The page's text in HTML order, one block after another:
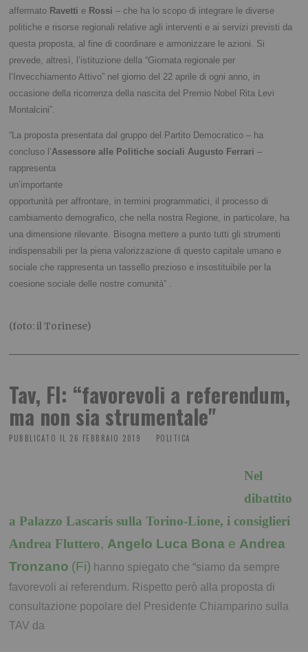
affermato Ravetti e Rossi– che ha lo scopo di integrare le diverse
politiche e risorse regionali relative agli interventi e ai servizi previsti da
questa proposta, al fine di coordinare e armonizzare le azioni. Si
prevede, altresì, l’istituzione della “Giornata regionale per
l’Invecchiamento Attivo” nel giorno del 22 aprile di ogni anno, in
occasione della ricorrenza della nascita del Premio Nobel Rita Levi
Montalcini”.
“La proposta presentata dal gruppo del Partito Democratico – ha
concluso l’Assessore alle Politiche sociali Augusto Ferrari –
rappresenta
un’importante
opportunità per affrontare, in termini programmatici, il processo di
cambiamento demografico, che nella nostra Regione, in particolare, ha
una dimensione rilevante. Bisogna mettere a punto tutti gli strumenti
indispensabili per la piena valorizzazione di questo capitale umano e
sociale che rappresenta un tassello prezioso e insostituibile per la
coesione sociale delle nostre comunità” .
(foto: il Torinese)
Tav, FI: “favorevoli a referendum,
ma non sia strumentale"
PUBBLICATO IL 26 FEBBRAIO 2019 POLITICA
Nel
dibattito
a Palazzo Lascaris sulla Torino-Lione, i consiglieri
Andrea Fluttero, Angelo Luca Bona e Andrea
Tronzano (Fi) hanno spiegato che “siamo da sempre
favorevoli ai referendum. Rispetto però alla proposta di
consultazione popolare del Presidente Chiamparino sulla
TAV da